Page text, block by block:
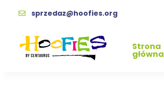
sprzedaz@hoofies.org
Strona
główna